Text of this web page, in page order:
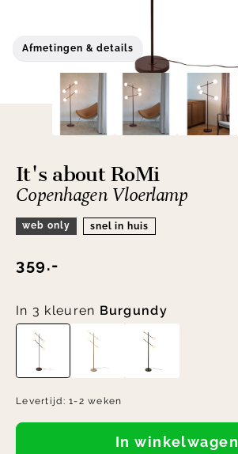
Afmetingen & details
It's about RoMi
Copenhagen Vloerlamp
web only snel in huis
359.-
In 3 kleuren Burgundy
Levertijd:1-2 weken
In winkelwagen